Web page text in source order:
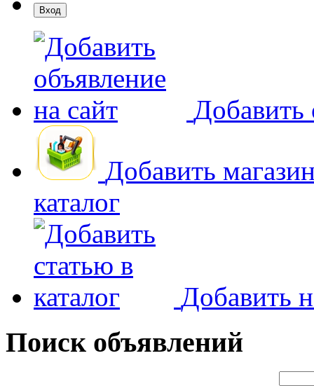
Добавить
Добавить
каталог
Добавить
Поиск объявлений